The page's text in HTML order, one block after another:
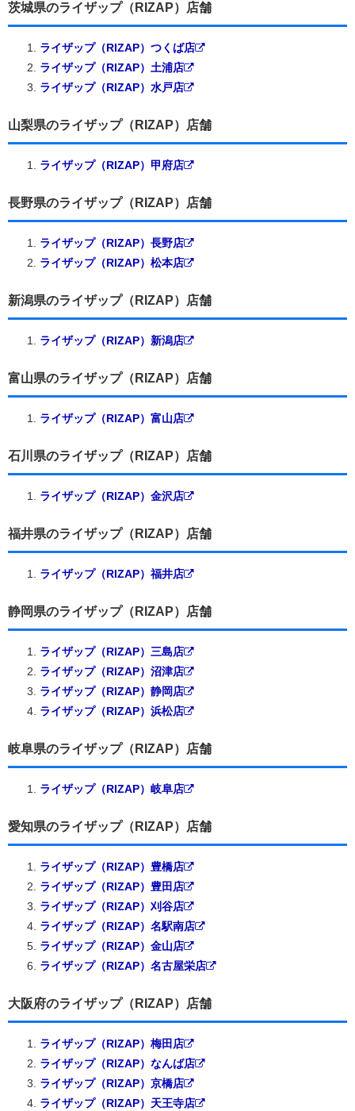
茨城県のライザップ（RIZAP）店舗
ライザップ（RIZAP）つくば店
ライザップ（RIZAP）土浦店
ライザップ（RIZAP）水戸店
山梨県のライザップ（RIZAP）店舗
ライザップ（RIZAP）甲府店
長野県のライザップ（RIZAP）店舗
ライザップ（RIZAP）長野店
ライザップ（RIZAP）松本店
新潟県のライザップ（RIZAP）店舗
ライザップ（RIZAP）新潟店
富山県のライザップ（RIZAP）店舗
ライザップ（RIZAP）富山店
石川県のライザップ（RIZAP）店舗
ライザップ（RIZAP）金沢店
福井県のライザップ（RIZAP）店舗
ライザップ（RIZAP）福井店
静岡県のライザップ（RIZAP）店舗
ライザップ（RIZAP）三島店
ライザップ（RIZAP）沼津店
ライザップ（RIZAP）静岡店
ライザップ（RIZAP）浜松店
岐阜県のライザップ（RIZAP）店舗
ライザップ（RIZAP）岐阜店
愛知県のライザップ（RIZAP）店舗
ライザップ（RIZAP）豊橋店
ライザップ（RIZAP）豊田店
ライザップ（RIZAP）刈谷店
ライザップ（RIZAP）名駅南店
ライザップ（RIZAP）金山店
ライザップ（RIZAP）名古屋栄店
大阪府のライザップ（RIZAP）店舗
ライザップ（RIZAP）梅田店
ライザップ（RIZAP）なんば店
ライザップ（RIZAP）京橋店
ライザップ（RIZAP）天王寺店